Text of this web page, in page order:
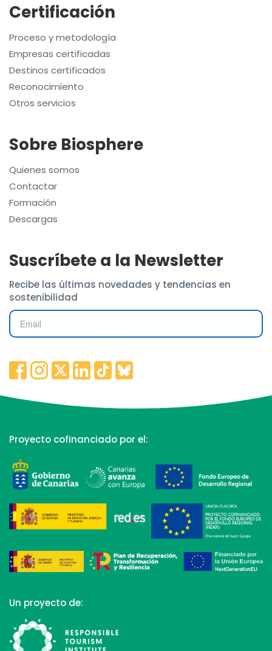
Certificación
Proceso y metodología
Empresas certificadas
Destinos certificados
Reconocimiento
Otros servicios
Sobre Biosphere
Quienes somos
Contactar
Formación
Descargas
Suscríbete a la Newsletter
Recibe las últimas novedades y tendencias en
sostenibilidad
Proyecto cofinanciado por el:
Un proyecto de: